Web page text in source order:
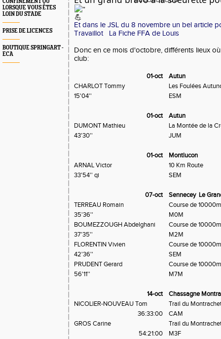
LORSQUE VOUS ÊTES
LOIN DU STADE
PRISE DE LICENCES
BOUTIQUE SPRINGART -
ECA
"
Et dans le JSL du 8 novembre un bel article
Travaillot
La Fiche FFA de Louis
Donc en ce mois d'octobre, différents lieux
club:
01-oct
Autun
CHARLOT Tommy
Les Foulées
15'04''
ESM
01-oct
Autun
DUMONT Mathieu
La Montée de la
43'30''
JUM
01-oct
Montlucon
ARNAL Victor
10 Km Route
33'54'' qi
SEM
07-oct
Sennecey Le
TERREAU Romain
Course de 10000m
35'36''
M0M
BOUMEZZOUGH Abdelghani
Course de 10000m
37'35''
M2M
FLORENTIN Vivien
Course de 10000m
42'36''
SEM
PRUDENT Gerard
Course de 10000m
56'11''
M7M
14-oct
Chassagne
NICOLIER-NOUVEAU Tom
Trail du
36:33:00
CAM
GROS Carine
Trail du
54:21:00
M3F